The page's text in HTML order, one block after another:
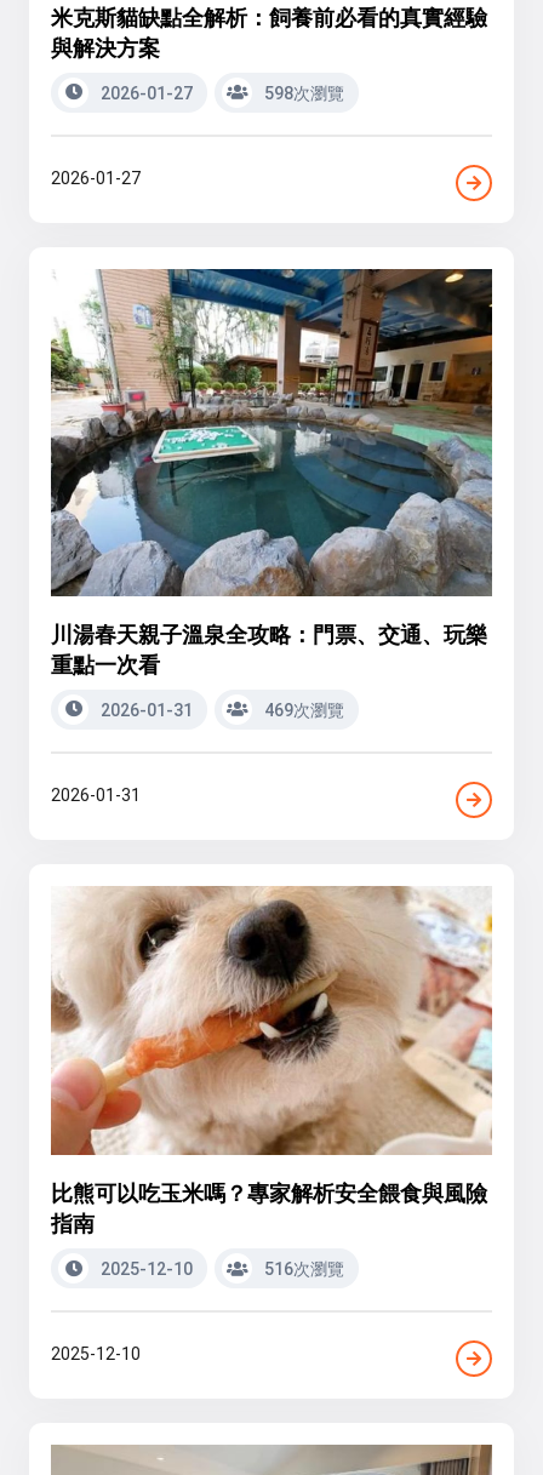
米克斯貓缺點全解析：飼養前必看的真實經驗
與解決方案
2026-01-27 598次瀏覽
2026-01-27
川湯春天親子溫泉全攻略：門票、交通、玩樂
重點一次看
2026-01-31 469次瀏覽
2026-01-31
比熊可以吃玉米嗎？專家解析安全餵食與風險
指南
2025-12-10 516次瀏覽
2025-12-10